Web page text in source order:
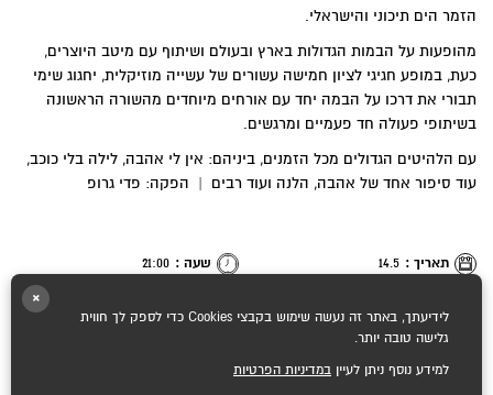
הזמר הים תיכוני והישראלי.
מהופעות על הבמות הגדולות בארץ ובעולם ושיתוף עם מיטב היוצרים,
כעת, במופע חגיגי לציון חמישה עשורים של עשייה מוזיקלית, יחגוג שימי
תבורי את דרכו על הבמה יחד עם אורחים מיוחדים מהשורה הראשונה
בשיתופי פעולה חד פעמיים ומרגשים.
עם הלהיטים הגדולים מכל הזמנים, ביניהם: אין לי אהבה, לילה בלי כוכב,
עוד סיפור אחד של אהבה, הלנה ועוד רבים | הפקה: פדי גרופ
תאריך : 14.5 שעה : 21:00
×
לידיעתך, באתר זה נעשה שימוש בקבצי Cookies כדי לספק לך חווית
גלישה טובה יותר.
למידע נוסף ניתן לעיין במדיניות הפרטיות